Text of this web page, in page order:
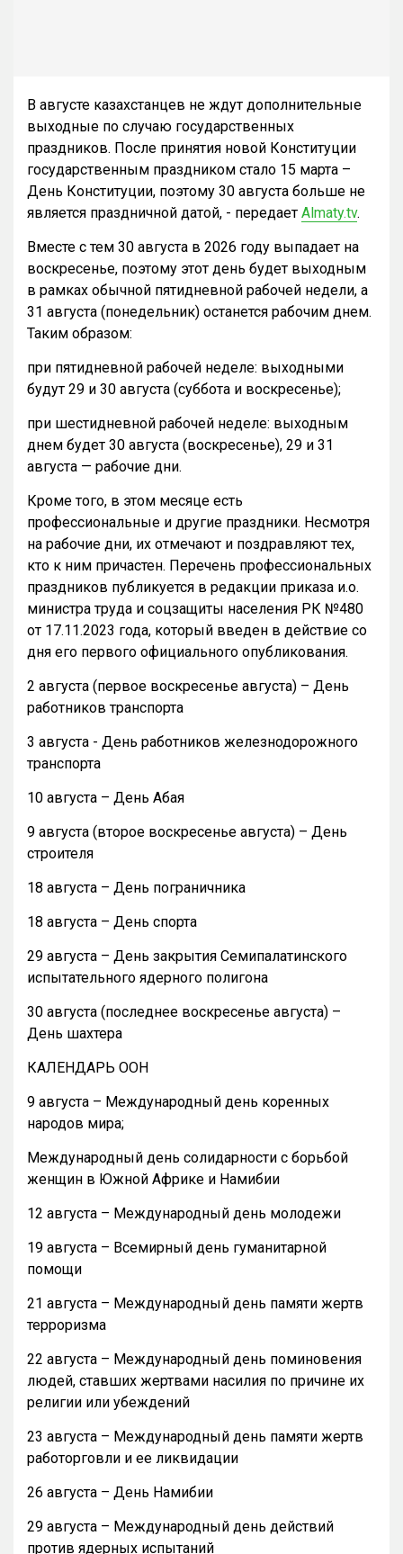
В августе казахстанцев не ждут дополнительные
выходные по случаю государственных
праздников. После принятия новой Конституции
государственным праздником стало 15 марта –
День Конституции, поэтому 30 августа больше не
является праздничной датой, - передает Almaty.tv.
Вместе с тем 30 августа в 2026 году выпадает на
воскресенье, поэтому этот день будет выходным
в рамках обычной пятидневной рабочей недели, а
31 августа (понедельник) останется рабочим днем.
Таким образом:
при пятидневной рабочей неделе: выходными
будут 29 и 30 августа (суббота и воскресенье);
при шестидневной рабочей неделе: выходным
днем будет 30 августа (воскресенье), 29 и 31
августа — рабочие дни.
Кроме того, в этом месяце есть
профессиональные и другие праздники. Несмотря
на рабочие дни, их отмечают и поздравляют тех,
кто к ним причастен. Перечень профессиональных
праздников публикуется в редакции приказа и.о.
министра труда и соцзащиты населения РК №480
от 17.11.2023 года, который введен в действие со
дня его первого официального опубликования.
2 августа (первое воскресенье августа) – День
работников транспорта
3 августа - День работников железнодорожного
транспорта
10 августа – День Абая
9 августа (второе воскресенье августа) – День
строителя
18 августа – День пограничника
18 августа – День спорта
29 августа – День закрытия Семипалатинского
испытательного ядерного полигона
30 августа (последнее воскресенье августа) –
День шахтера
КАЛЕНДАРЬ ООН
9 августа – Международный день коренных
народов мира;
Международный день солидарности с борьбой
женщин в Южной Африке и Намибии
12 августа – Международный день молодежи
19 августа – Всемирный день гуманитарной
помощи
21 августа – Международный день памяти жертв
терроризма
22 августа – Международный день поминовения
людей, ставших жертвами насилия по причине их
религии или убеждений
23 августа – Международный день памяти жертв
работорговли и ее ликвидации
26 августа – День Намибии
29 августа – Международный день действий
против ядерных испытаний